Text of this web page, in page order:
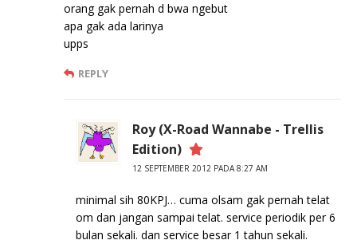
orang gak pernah d bwa ngebut
apa gak ada larinya
upps
REPLY
Roy (X-Road Wannabe - Trellis
Edition)
12 SEPTEMBER 2012 PADA 8:27 AM
minimal sih 80KPJ… cuma olsam gak pernah telat
om dan jangan sampai telat. service periodik per 6
bulan sekali. dan service besar 1 tahun sekali.